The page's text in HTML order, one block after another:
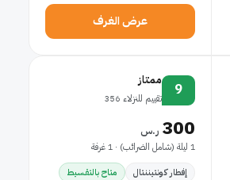
عرض الغرف
9
ممتاز
تقييم للنزلاء 356
300 ر.س
1 ليلة (شامل الضرائب) · 1 غرفة
إفطار كونتيننتال
متاح بالتقسيط